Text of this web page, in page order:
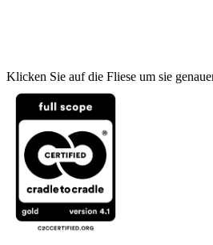
Klicken Sie auf die Fliese um sie